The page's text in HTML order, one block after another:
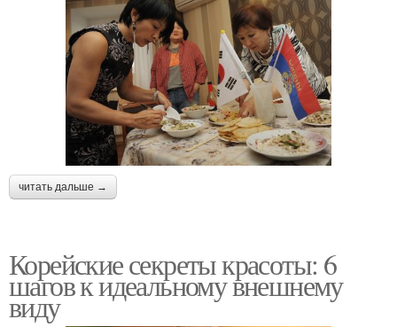
читать дальше →
Корейские секреты красоты: 6
шагов к идеальному внешнему
виду